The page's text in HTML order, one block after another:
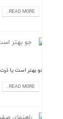
READ MORE...
جو بهتر است یا
READ MORE...